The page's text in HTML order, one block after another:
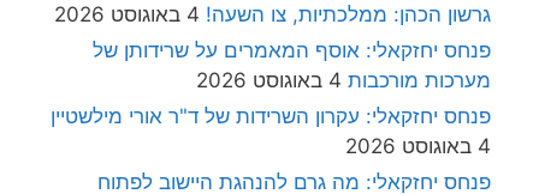
גרשון הכהן: ממלכתיות, צו השעה! 4 באוגוסט 2026
פנחס יחזקאלי: אוסף המאמרים על שרידותן של
מערכות מורכבות 4 באוגוסט 2026
פנחס יחזקאלי: עקרון השרידות של ד"ר אורי מילשטיין
4 באוגוסט 2026
פנחס יחזקאלי: מה גרם להנהגת היישוב לפתוח